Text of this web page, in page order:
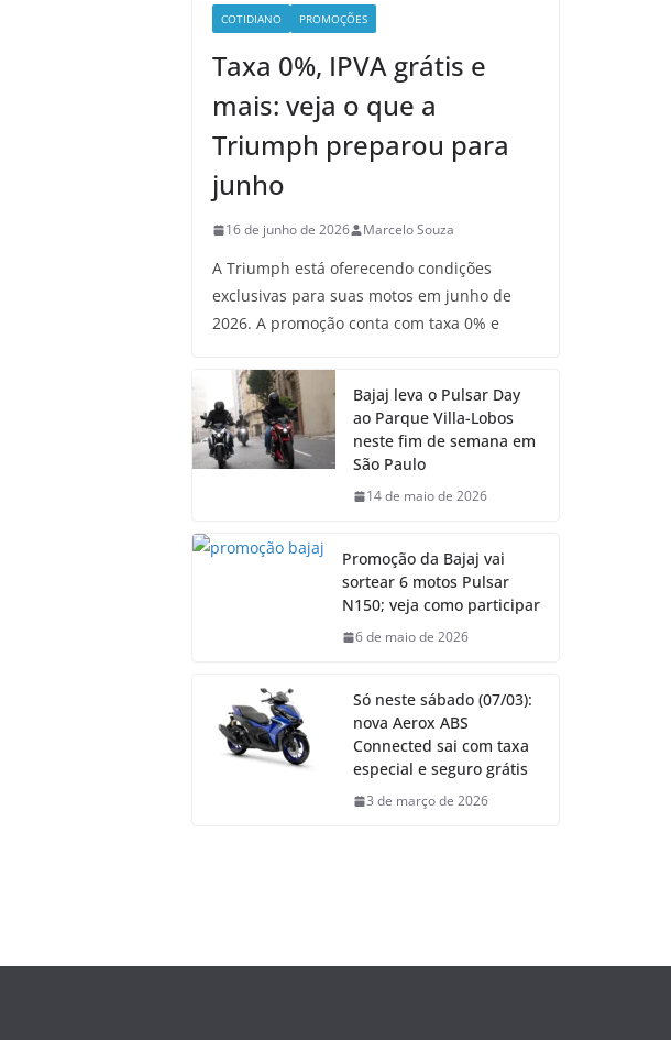
COTIDIANO PROMOÇÕES
Taxa 0%, IPVA grátis e
mais: veja o que a
Triumph preparou para
junho
16 de junho de 2026 Marcelo Souza
A Triumph está oferecendo condições
exclusivas para suas motos em junho de
2026. A promoção conta com taxa 0% e
Bajaj leva o Pulsar Day
ao Parque Villa-Lobos
neste fim de semana em
São Paulo
14 de maio de 2026
Promoção da Bajaj vai
sortear 6 motos Pulsar
N150; veja como participar
6 de maio de 2026
Só neste sábado (07/03):
nova Aerox ABS
Connected sai com taxa
especial e seguro grátis
3 de março de 2026